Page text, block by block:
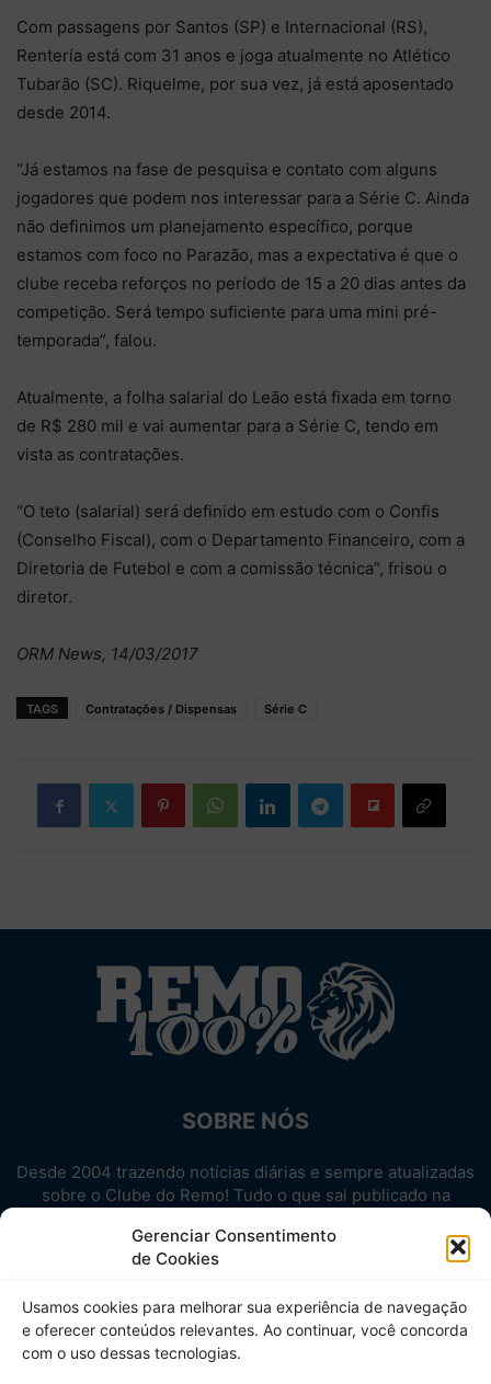
Gerenciar Consentimento
de Cookies
Usamos cookies para melhorar sua experiência de navegação
e oferecer conteúdos relevantes. Ao continuar, você concorda
com o uso dessas tecnologias.
Com passagens por Santos (SP) e Internacional (RS),
Rentería está com 31 anos e joga atualmente no Atlético
Tubarão (SC). Riquelme, por sua vez, já está aposentado
desde 2014.
“Já estamos na fase de pesquisa e contato com alguns
jogadores que podem nos interessar para a Série C. Ainda
não definimos um planejamento específico, porque
estamos com foco no Parazão, mas a expectativa é que o
clube receba reforços no período de 15 a 20 dias antes da
competição. Será tempo suficiente para uma mini pré-
temporada”, falou.
Atualmente, a folha salarial do Leão está fixada em torno
de R$ 280 mil e vai aumentar para a Série C, tendo em
vista as contratações.
“O teto (salarial) será definido em estudo com o Confis
(Conselho Fiscal), com o Departamento Financeiro, com a
Diretoria de Futebol e com a comissão técnica”, frisou o
diretor.
ORM News, 14/03/2017
TAGS Contratações / Dispensas Série C
SOBRE NÓS
Desde 2004 trazendo notícias diárias e sempre atualizadas
sobre o Clube do Remo! Tudo o que sai publicado na
Aproveite! Site não-oficial.
SIGA-NOS